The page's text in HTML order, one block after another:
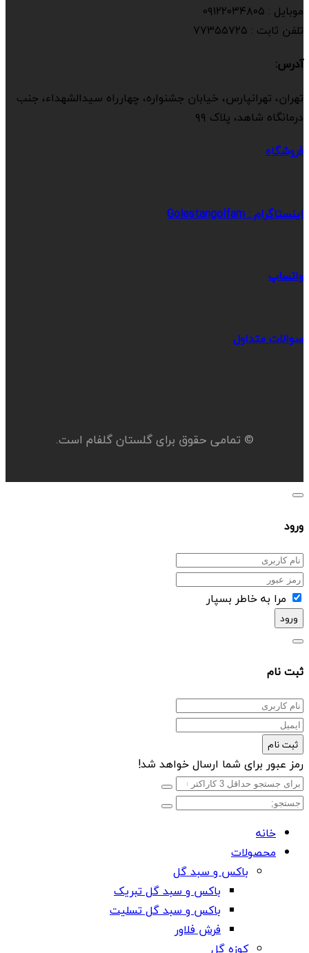
موبایل : ۰۹۱۲۲۰۳۴۸۰۵
تلفن ثابت : ۷۷۳۵۵۷۲۵
آدرس:
تهران، تهرانپارس، خیابان جشنواره، چهارراه سیدالشهداء، جنب
درمانگاه شاهد، پلاک ۹۹
فروشگاه
اینستاگرام : Golestangolfam
واتساپ
سوالات متداول
© تمامی حقوق برای گلستان گلفام است.
ورود
مرا به خاطر بسپار
ورود
ثبت نام
ثبت نام
رمز عبور برای شما ارسال خواهد شد!
خانه
محصولات
باکس و سبد گل
باکس و سبد گل تبریک
باکس و سبد گل تسلیت
فرش فلاور
کوزه گل